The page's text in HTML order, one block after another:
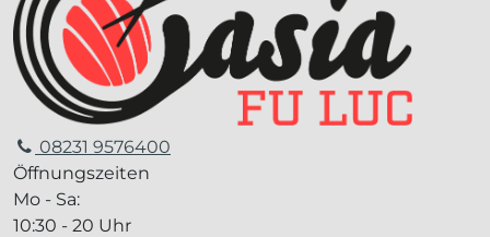
08231 9576400
Öffnungszeiten
Mo - Sa:
10:30 - 20 Uhr